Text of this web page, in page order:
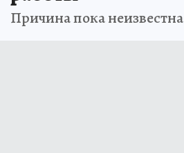
Причина пока неизвестна